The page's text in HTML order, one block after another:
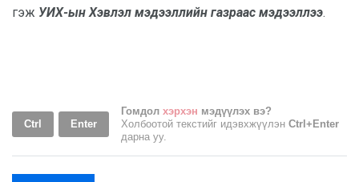
гэж УИХ-ын Хэвлэл мэдээллийн газраас мэдээллээ.
Ctrl Enter
Гомдол хэрхэн мэдүүлэх вэ?
Холбоотой текстийг идэвхжүүлэн Ctrl+Enter
дарна уу.